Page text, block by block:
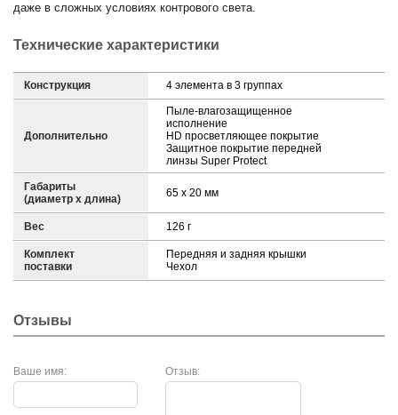
даже в сложных условиях контрового света.
Технические характеристики
Конструкция 4 элемента в 3 группах
Дополнительно
Пыле-влагозащищенное
исполнение
HD просветляющее покрытие
Защитное покрытие передней
линзы Super Protect
Габариты
(диаметр х длина)
65 х 20 мм
Вес 126 г
Комплект
поставки
Передняя и задняя крышки
Чехол
Отзывы
Ваше имя: Отзыв: